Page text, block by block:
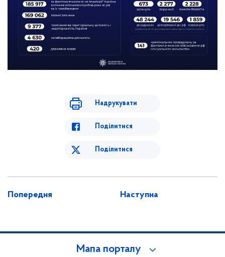
Надрукувати
Поділитися
Поділитися
Попередня Наступна
Мапа порталу